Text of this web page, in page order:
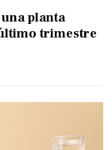
planta
trimestre